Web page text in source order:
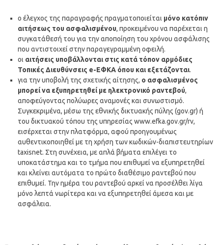
ο έλεγχος της παραγραφής πραγματοποιείται μόνο κατόπιν
αιτήσεως του ασφαλισμένου, προκειμένου να παρέχεται η
συγκατάθεσή του για την αποποίηση του χρόνου ασφάλισης
που αντιστοιχεί στην παραγεγραμμένη οφειλή.
οι αιτήσεις υποβάλλονται στις κατά τόπον αρμόδιες
Τοπικές Διευθύνσεις e-ΕΦΚΑ όπου και εξετάζονται.
για την υποβολή της σχετικής αίτησης, ο ασφαλισμένος
μπορεί να εξυπηρετηθεί με ηλεκτρονικό ραντεβού,
αποφεύγοντας πολύωρες αναμονές και συνωστισμό.
Συγκεκριμένα, μέσω της εθνικής δικτυακής πύλης (gov.gr) ή
του δικτυακού τόπου της υπηρεσίας www.efka.gov.gr/rv,
εισέρχεται στην πλατφόρμα, αφού προηγουμένως
αυθεντικοποιηθεί με τη χρήση των κωδικών-διαπιστευτηρίων
taxisnet. Στη συνέχεια, με απλά βήματα επιλέγει το
υποκατάστημα και το τμήμα που επιθυμεί να εξυπηρετηθεί
και κλείνει αυτόματα το πρώτο διαθέσιμο ραντεβού που
επιθυμεί. Την ημέρα του ραντεβού αρκεί να προσέλθει λίγα
μόνο λεπτά νωρίτερα και να εξυπηρετηθεί άμεσα και με
ασφάλεια.